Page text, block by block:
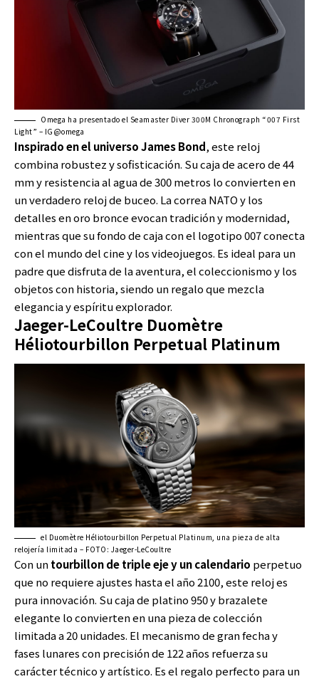
Omega ha presentado el Seamaster Diver 300M Chronograph “007 First
Light” – IG@omega
Inspirado en el universo James Bond, este reloj
combina robustez y sofisticación. Su caja de acero de 44
mm y resistencia al agua de 300 metros lo convierten en
un verdadero reloj de buceo. La correa NATO y los
detalles en oro bronce evocan tradición y modernidad,
mientras que su fondo de caja con el logotipo 007 conecta
con el mundo del cine y los videojuegos. Es ideal para un
padre que disfruta de la aventura, el coleccionismo y los
objetos con historia, siendo un regalo que mezcla
elegancia y espíritu explorador.
Jaeger-LeCoultre Duomètre
Héliotourbillon Perpetual Platinum
el Duomètre Héliotourbillon Perpetual Platinum, una pieza de alta
relojería limitada – FOTO: Jaeger-LeCoultre
Con untourbillon de triple eje y un calendario perpetuo
que no requiere ajustes hasta el año 2100, este reloj es
pura innovación. Su caja de platino 950 y brazalete
elegante lo convierten en una pieza de colección
limitada a 20 unidades. El mecanismo de gran fecha y
fases lunares con precisión de 122 años refuerza su
carácter técnico y artístico. Es el regalo perfecto para un